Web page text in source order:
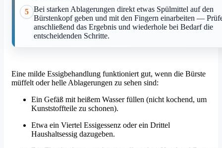
5 Bei starken Ablagerungen direkt etwas Spülmittel auf den
Bürstenkopf geben und mit den Fingern einarbeiten —
anschließend das Ergebnis und wiederhole bei Bedarf die
entscheidenden Schritte.
Eine milde Essigbehandlung funktioniert gut, wenn die Bürste
müffelt oder helle Ablagerungen zu sehen sind:
Ein Gefäß mit heißem Wasser füllen (nicht kochend, um
Kunststoffteile zu schonen).
Etwa ein Viertel Essigessenz oder ein Drittel
Haushaltsessig dazugeben.